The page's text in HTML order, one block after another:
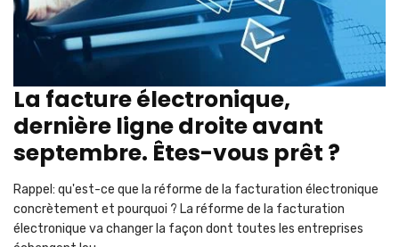
La facture électronique,
dernière ligne droite avant
septembre. Êtes-vous prêt ?
Rappel: qu'est-ce que la réforme de la facturation électronique
concrètement et pourquoi ? La réforme de la facturation
électronique va changer la façon dont toutes les entreprises